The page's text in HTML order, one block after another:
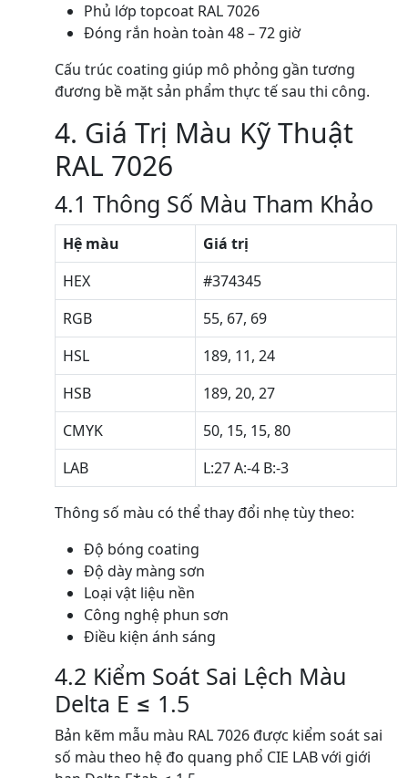
Phủ lớp topcoat RAL 7026
Đóng rắn hoàn toàn 48 – 72 giờ
Cấu trúc coating giúp mô phỏng gần tương
đương bề mặt sản phẩm thực tế sau thi công.
4. Giá Trị Màu Kỹ Thuật
RAL 7026
4.1 Thông Số Màu Tham Khảo
Hệ màu
Giá trị
HEX
#374345
RGB
55, 67, 69
HSL
189, 11, 24
HSB
189, 20, 27
CMYK
50, 15, 15, 80
LAB
L:27 A:-4 B:-3
Thông số màu có thể thay đổi nhẹ tùy theo:
Độ bóng coating
Độ dày màng sơn
Loại vật liệu nền
Công nghệ phun sơn
Điều kiện ánh sáng
4.2 Kiểm Soát Sai Lệch Màu
Delta E ≤ 1.5
Bản kẽm mẫu màu RAL 7026 được kiểm soát sai
số màu theo hệ đo quang phổ CIE LAB với giới